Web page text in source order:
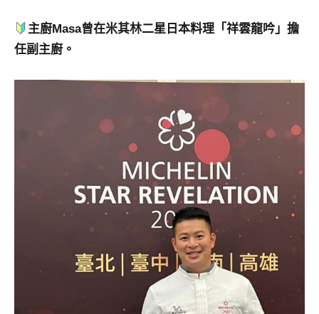
專
觀
象。
主廚Masa曾在米其林二星日本料理「祥雲龍吟」擔
任副主廚。